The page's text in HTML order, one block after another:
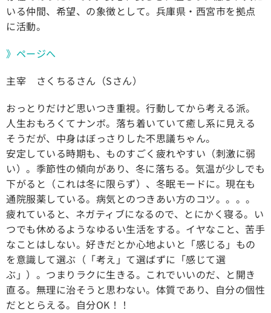
いる仲間、希望、の象徴として。兵庫県・西宮市を拠点
に活動。
》ページへ
主宰 さくちるさん（Sさん）
おっとりだけど思いつき重視。行動してから考える派。
人生おもろくてナンボ。落ち着いていて癒し系に見える
そうだが、中身はぼっさりした不思議ちゃん。
安定している時期も、ものすごく疲れやすい（刺激に弱
い）。季節性の傾向があり、冬に落ちる。気温が少しでも
下がると（これは冬に限らず）、冬眠モードに。現在も
通院服薬している。病気とのつきあい方のコツ。。。。
疲れていると、ネガティブになるので、とにかく寝る。い
つでも休めるようなゆるい生活をする。イヤなこと、苦手
なことはしない。好きだとか心地よいと「感じる」もの
を意識して選ぶ（「考え」て選ばずに「感じて選
ぶ」）。つまりラクに生きる。これでいいのだ、と開き
直る。無理に治そうと思わない。体質であり、自分の個性
だととらえる。自分OK！！